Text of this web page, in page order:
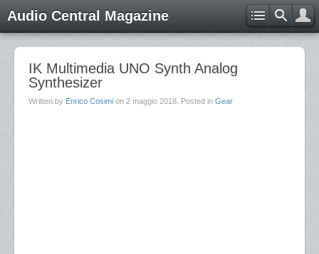
Audio Central Magazine
IK Multimedia UNO Synth Analog
Synthesizer
Written by Enrico Cosimi on 2 maggio 2018 . Posted in Gear